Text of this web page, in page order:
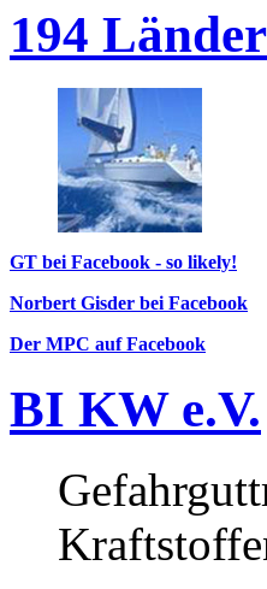
194
GT bei Facebook - so likely!
Norbert Gisder bei Facebook
Der MPC auf Facebook
BI KW e.V.